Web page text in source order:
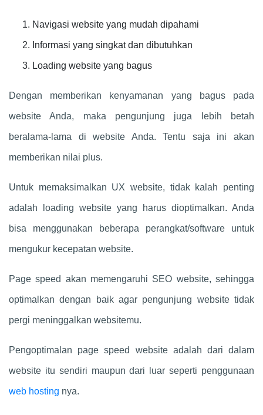
Navigasi website yang mudah dipahami
Informasi yang singkat dan dibutuhkan
Loading website yang bagus
Dengan memberikan kenyamanan yang bagus pada
website Anda, maka pengunjung juga lebih betah
beralama-lama di website Anda. Tentu saja ini akan
memberikan nilai plus.
Untuk memaksimalkan UX website, tidak kalah penting
adalah loading website yang harus dioptimalkan. Anda
bisa menggunakan beberapa perangkat/software untuk
mengukur kecepatan website.
Page speed akan memengaruhi SEO website, sehingga
optimalkan dengan baik agar pengunjung website tidak
pergi meninggalkan websitemu.
Pengoptimalan page speed website adalah dari dalam
website itu sendiri maupun dari luar seperti penggunaan
web hosting nya.